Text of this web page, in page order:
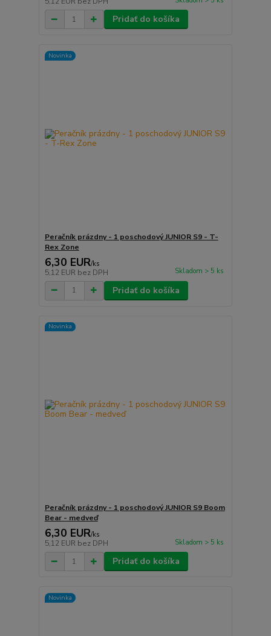
Pridať do košíka
Novinka
Peračník prázdny - 1 poschodový JUNIOR S9 - T-
Rex Zone
6,30 EUR/ks
5,12 EUR bez DPH Skladom > 5 ks
Pridať do košíka
Novinka
Peračník prázdny - 1 poschodový JUNIOR S9 Boom
Bear - medveď
6,30 EUR/ks
5,12 EUR bez DPH Skladom > 5 ks
Pridať do košíka
Novinka